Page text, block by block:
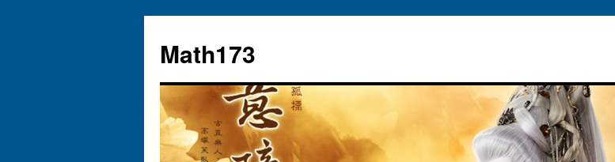
正
文
Math173